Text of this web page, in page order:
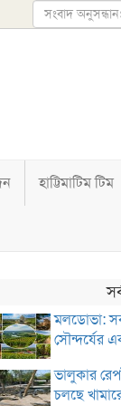
হাট্টিমাটিম টিম
মলডোভা:
সৌন্দর্যের
ভালুকার
চলছে